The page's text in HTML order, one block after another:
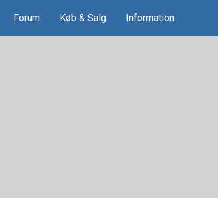
Forum Køb & Salg Information